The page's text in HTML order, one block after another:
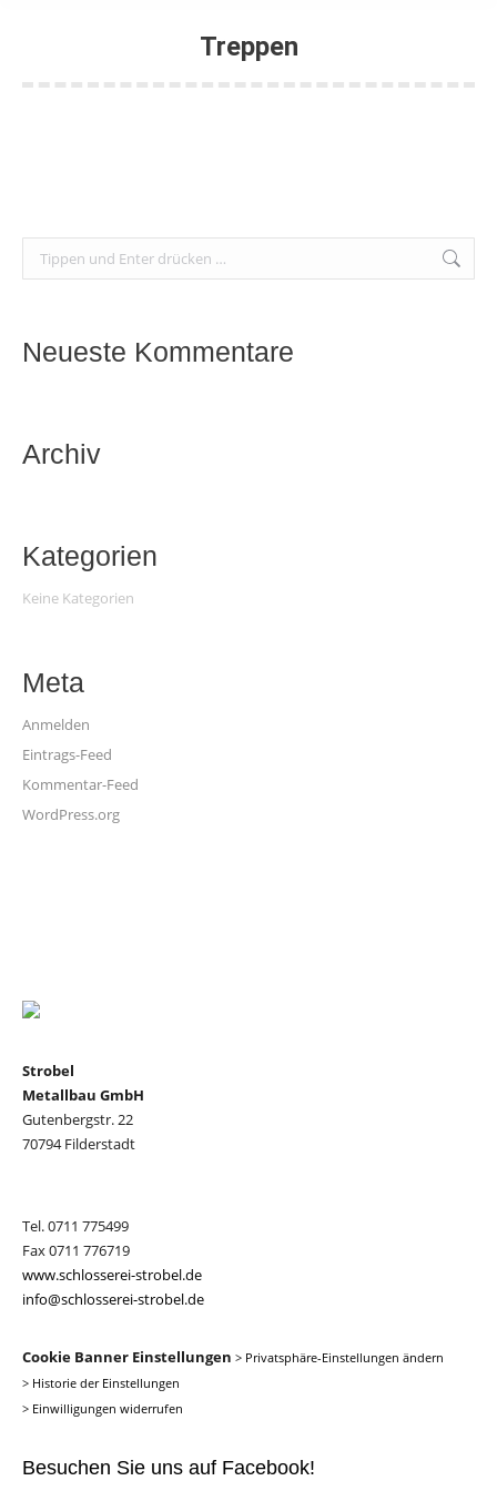
Treppen
Neueste Kommentare
Archiv
Kategorien
Keine Kategorien
Meta
Anmelden
Eintrags-Feed
Kommentar-Feed
WordPress.org
Strobel
Metallbau GmbH
Gutenbergstr. 22
70794 Filderstadt
Tel. 0711 775499
Fax 0711 776719
www.schlosserei-strobel.de
info@schlosserei-strobel.de
Cookie Banner Einstellungen > Privatsphäre-Einstellungen ändern
> Historie der Einstellungen
> Einwilligungen widerrufen
Besuchen Sie uns auf Facebook!